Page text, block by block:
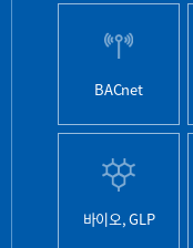
BACnet
바이오, GLP